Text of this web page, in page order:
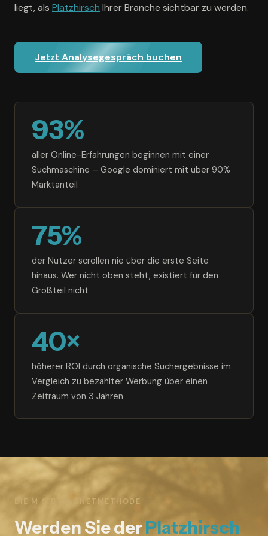
liegt, als Platzhirsch Ihrer Branche sichtbar zu werden.
Jetzt Analysegespräch buchen
93%
aller Online-Erfahrungen beginnen mit einer
Suchmaschine – Google dominiert mit über 90%
Marktanteil
75%
der Nutzer scrollen nie über die erste Seite
hinaus. Wer nicht oben steht, existiert für den
Großteil nicht
40×
höherer ROI durch organische Suchergebnisse im
Vergleich zu bezahlter Werbung über einen
Zeitraum von 3 Jahren
DIE M & B MAGNETMETHODE
Werden Sie derPlatzhirsch